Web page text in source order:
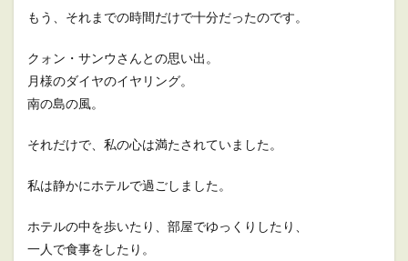
もう、それまでの時間だけで十分だったのです。
クォン・サンウさんとの思い出。
月様のダイヤのイヤリング。
南の島の風。
それだけで、私の心は満たされていました。
私は静かにホテルで過ごしました。
ホテルの中を歩いたり、部屋でゆっくりしたり、
一人で食事をしたり。